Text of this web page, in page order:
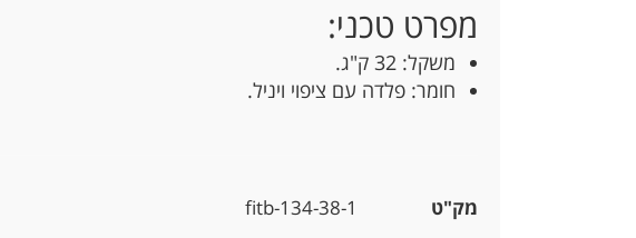
מפרט טכני:
משקל: 32 ק"ג.
חומר: פלדה עם ציפוי ויניל.
מק"ט
fitb-134-38-1